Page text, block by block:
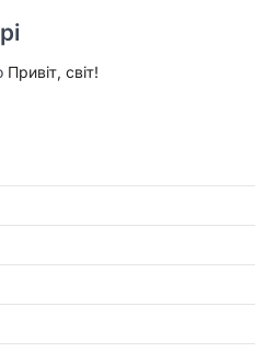
Привіт, світ!